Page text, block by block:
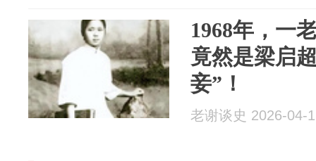
1968年，一
竟然是梁启
妾”！
老谢谈史 2026-04-